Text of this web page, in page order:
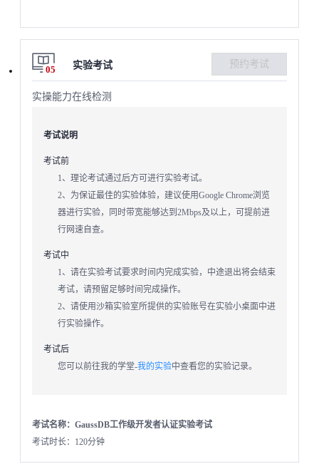
05 实验考试 预约考试
实操能力在线检测
考试说明
考试前
1、理论考试通过后方可进行实验考试。
2、为保证最佳的实验体验，建议使用Google Chrome浏览
器进行实验，同时带宽能够达到2Mbps及以上，可提前进
行网速自查。
考试中
1、请在实验考试要求时间内完成实验，中途退出将会结束
考试，请预留足够时间完成操作。
2、请使用沙箱实验室所提供的实验账号在实验小桌面中进
行实验操作。
考试后
您可以前往我的学堂-我的实验中查看您的实验记录。
考试名称：GaussDB工作级开发者认证实验考试
考试时长：120分钟